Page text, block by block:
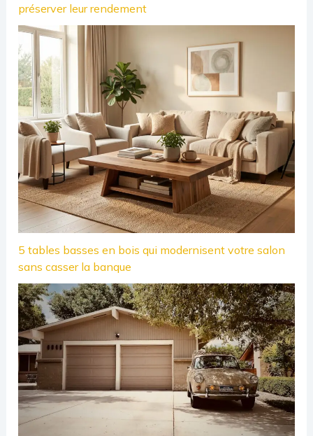
préserver leur rendement
5 tables basses en bois qui modernisent votre salon
sans casser la banque